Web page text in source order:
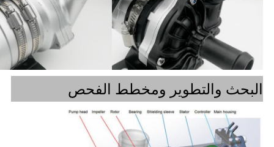
البحث والتطوير ومخطط الفحص